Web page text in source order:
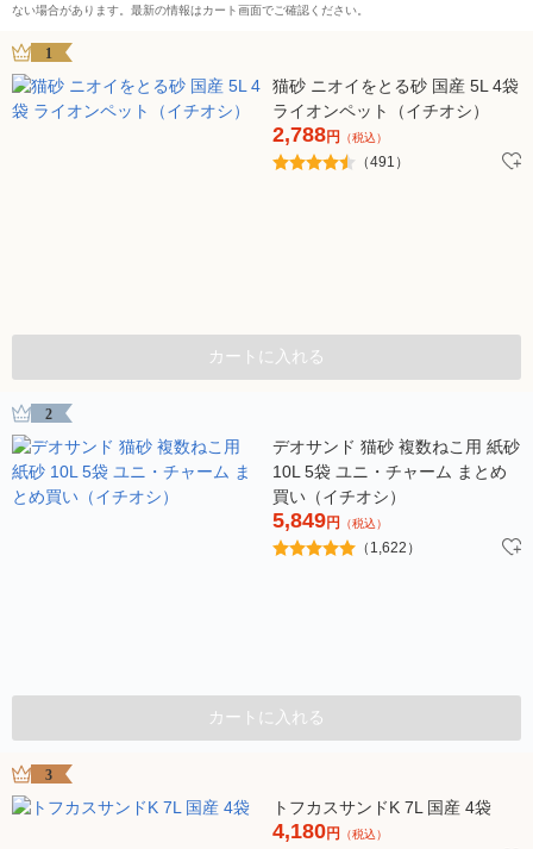
ない場合があります。最新の情報はカート画面でご確認ください。
1
猫砂 ニオイをとる砂 国産 5L 4袋
ライオンペット（イチオシ）
2,788円 （税込）
（491）
カートに入れる
2
デオサンド 猫砂 複数ねこ用 紙砂
10L 5袋 ユニ・チャーム まとめ
買い（イチオシ）
5,849円 （税込）
（1,622）
カートに入れる
3
トフカスサンドK 7L 国産 4袋
4,180円 （税込）